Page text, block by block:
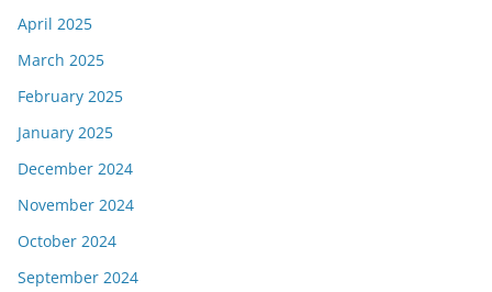
April 2025
March 2025
February 2025
January 2025
December 2024
November 2024
October 2024
September 2024